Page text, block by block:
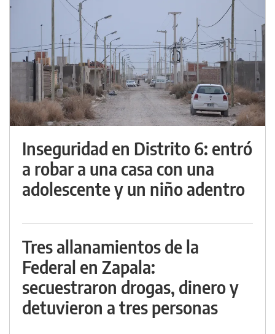
Inseguridad en Distrito 6: entró
a robar a una casa con una
adolescente y un niño adentro
Tres allanamientos de la
Federal en Zapala:
secuestraron drogas, dinero y
detuvieron a tres personas